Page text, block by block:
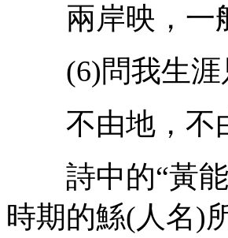
兩岸映，一
(6)問我生涯
不由地，不由
詩中的“黃能”
時期的鯀(人名)